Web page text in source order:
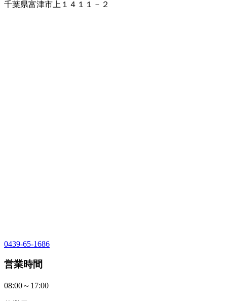
千葉県富津市上１４１１－２
0439-65-1686
営業時間
08:00～17:00